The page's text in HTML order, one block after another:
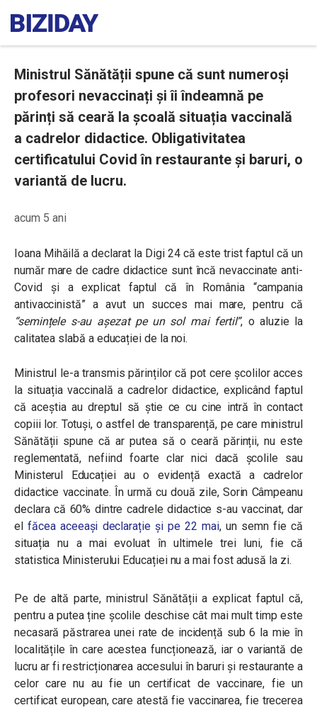
Ministrul Sănătății spune că sunt numeroși
profesori nevaccinați și îi îndeamnă pe
părinți să ceară la școală situația vaccinală
a cadrelor didactice. Obligativitatea
certificatului Covid în restaurante și baruri, o
variantă de lucru.
acum 5 ani
Ioana Mihăilă a declarat la Digi 24 că este trist faptul că un
număr mare de cadre didactice sunt încă nevaccinate anti-
Covid și a explicat faptul că în România “campania
antivaccinistă” a avut un succes mai mare, pentru că
“semințele s-au așezat pe un sol mai fertil”, o aluzie la
calitatea slabă a educației de la noi.
Ministrul le-a transmis părinților că pot cere școlilor acces
la situația vaccinală a cadrelor didactice, explicând faptul
că aceștia au dreptul să știe ce cu cine intră în contact
copiii lor. Totuși, o astfel de transparență, pe care ministrul
Sănătății spune că ar putea să o ceară părinții, nu este
reglementată, nefiind foarte clar nici dacă școlile sau
Ministerul Educației au o evidență exactă a cadrelor
didactice vaccinate. În urmă cu două zile, Sorin Câmpeanu
declara că 60% dintre cadrele didactice s-au vaccinat, dar
elfăcea aceeași declarație și pe 22 mai, un semn fie că
situația nu a mai evoluat în ultimele trei luni, fie că
statistica Ministerului Educației nu a mai fost adusă la zi.
Pe de altă parte, ministrul Sănătății a explicat faptul că,
pentru a putea ține școlile deschise cât mai mult timp este
necasară păstrarea unei rate de incidență sub 6 la mie în
localitățile în care acestea funcționează, iar o variantă de
lucru ar fi restricționarea accesului în baruri și restaurante a
celor care nu au fie un certificat de vaccinare, fie un
certificat european, care atestă fie vaccinarea, fie trecerea